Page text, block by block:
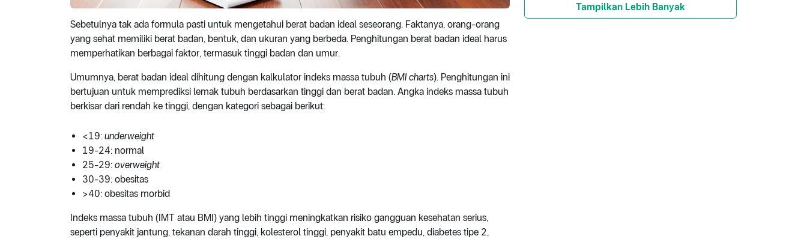
Sebetulnya tak ada formula pasti untuk mengetahui berat badan ideal seseorang. Faktanya, orang-orang
yang sehat memiliki berat badan, bentuk, dan ukuran yang berbeda. Penghitungan berat badan ideal harus
memperhatikan berbagai faktor, termasuk tinggi badan dan umur.
Umumnya, berat badan ideal dihitung dengan kalkulator indeks massa tubuh (BMI charts). Penghitungan ini
bertujuan untuk memprediksi lemak tubuh berdasarkan tinggi dan berat badan. Angka indeks massa tubuh
berkisar dari rendah ke tinggi, dengan kategori sebagai berikut:
<19: underweight
19-24: normal
25-29: overweight
30-39: obesitas
>40: obesitas morbid
Indeks massa tubuh (IMT atau BMI) yang lebih tinggi meningkatkan risiko gangguan kesehatan serius,
seperti penyakit jantung, tekanan darah tinggi, kolesterol tinggi, penyakit batu empedu, diabetes tipe 2,
Tampilkan Lebih Banyak